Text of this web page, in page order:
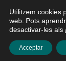
Utilitzem cookies
web. Pots
desactivar-les als
Acceptar